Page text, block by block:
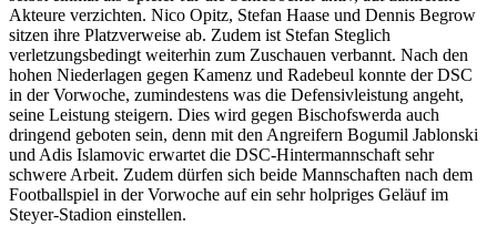
Akteure verzichten. Nico Opitz, Stefan Haase und Dennis Begrow
sitzen ihre Platzverweise ab. Zudem ist Stefan Steglich
verletzungsbedingt weiterhin zum Zuschauen verbannt. Nach den
hohen Niederlagen gegen Kamenz und Radebeul konnte der DSC
in der Vorwoche, zumindestens was die Defensivleistung angeht,
seine Leistung steigern. Dies wird gegen Bischofswerda auch
dringend geboten sein, denn mit den Angreifern Bogumil Jablonski
und Adis Islamovic erwartet die DSC-Hintermannschaft sehr
schwere Arbeit. Zudem dürfen sich beide Mannschaften nach dem
Footballspiel in der Vorwoche auf ein sehr holpriges Geläuf im
Steyer-Stadion einstellen.